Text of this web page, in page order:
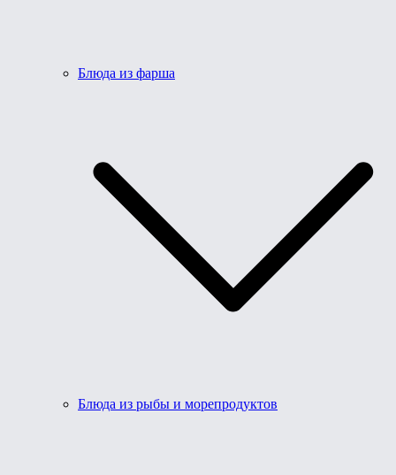
Блюда из фарша
Блюда из рыбы и морепродуктов